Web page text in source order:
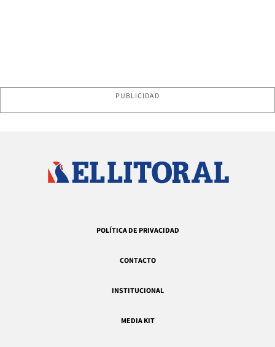
PUBLICIDAD
POLÍTICA DE PRIVACIDAD
CONTACTO
INSTITUCIONAL
MEDIA KIT